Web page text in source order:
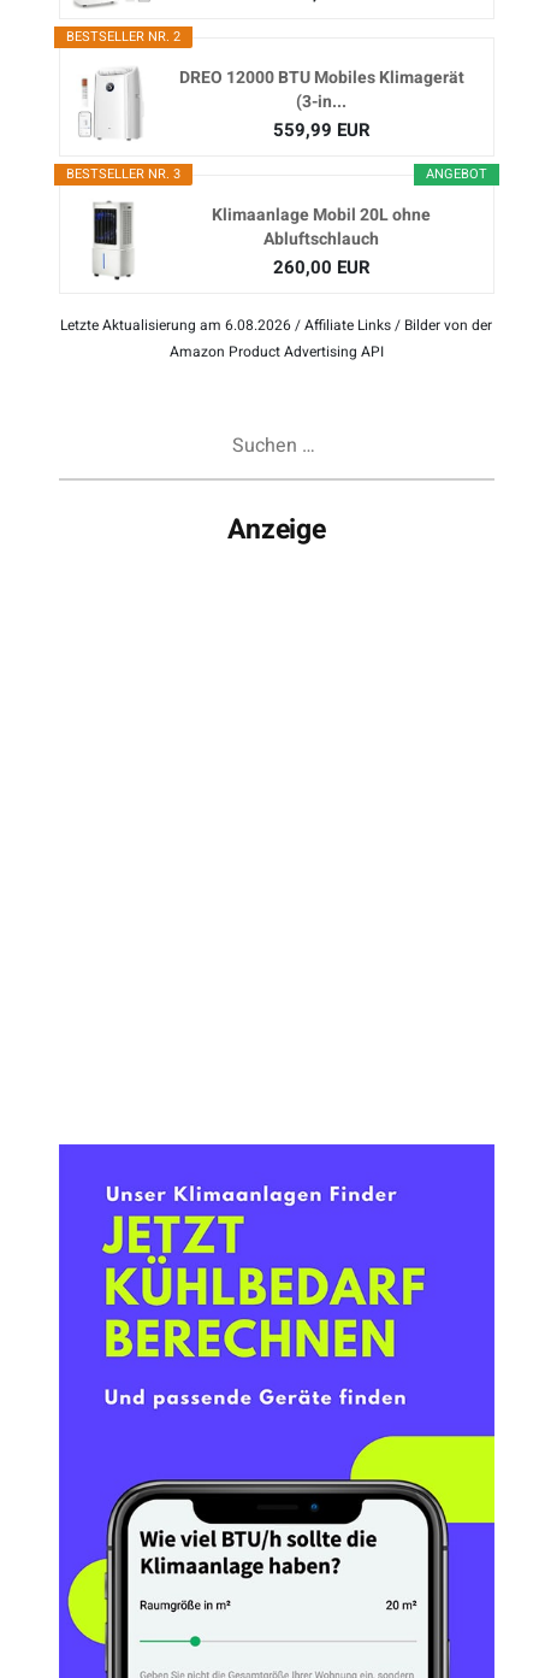
BESTSELLER NR. 2
DREO 12000 BTU Mobiles Klimagerät
(3-in...
559,99 EUR
ANGEBOT
BESTSELLER NR. 3
Klimaanlage Mobil 20L ohne
Abluftschlauch
260,00 EUR
Letzte Aktualisierung am 6.08.2026 / Affiliate Links / Bilder von der
Amazon Product Advertising API
Anzeige